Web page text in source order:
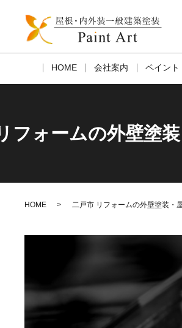
HOME 会社案内 ペイント
フォームの外壁塗
HOME 二戸市 リフォームの外壁塗装・